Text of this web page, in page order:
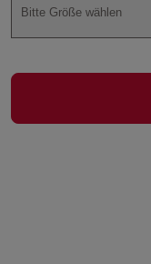
Bitte Größe wählen